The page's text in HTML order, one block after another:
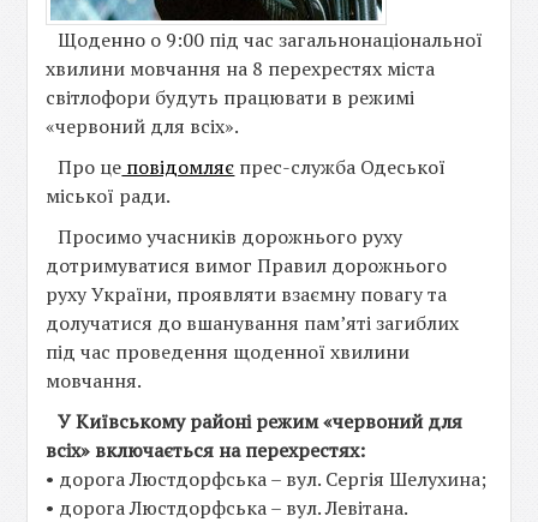
Щоденно о 9:00 під час загальнонаціональної
хвилини мовчання на 8 перехрестях міста
світлофори будуть працювати в режимі
«червоний для всіх».
Про це повідомляє прес-служба Одеської
міської ради.
Просимо учасників дорожнього руху
дотримуватися вимог Правил дорожнього
руху України, проявляти взаємну повагу та
долучатися до вшанування пам’яті загиблих
під час проведення щоденної хвилини
мовчання.
У Київському районі режим «червоний для
всіх» включається на перехрестях:
• дорога Люстдорфська – вул. Сергія Шелухина;
• дорога Люстдорфська – вул. Левітана.